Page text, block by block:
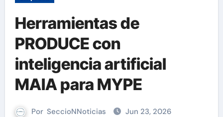
Herramientas de
PRODUCE con
inteligencia artificial
MAIA para MYPE
Por SeccioNNoticias Jun 23, 2026